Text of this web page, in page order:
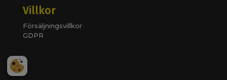
Villkor
Försäljningsvillkor
GDPR